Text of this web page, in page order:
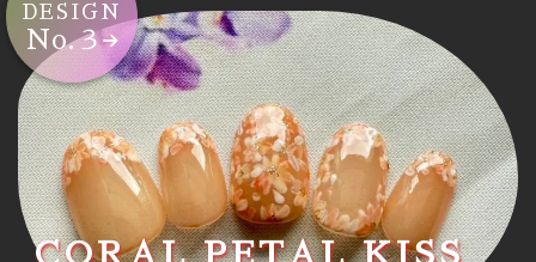
DESIGN
No.３